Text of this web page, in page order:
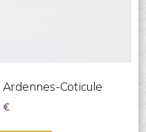
Coticule
€